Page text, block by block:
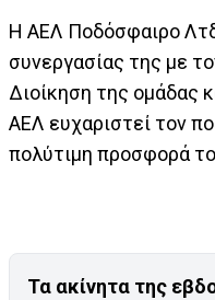
Η ΑΕΛ Ποδόσφαιρο
συνεργασίας της με
Διοίκηση της ομάδας
ΑΕΛ ευχαριστεί τον
πολύτιμη προσφορά
Τα ακίνητα της